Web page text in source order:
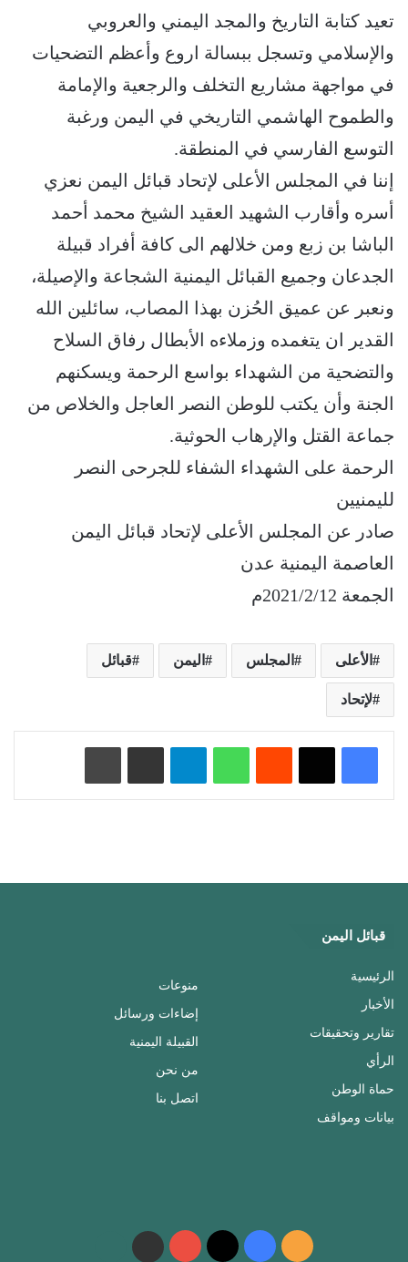
تعيد كتابة التاريخ والمجد اليمني والعروبي
والإسلامي وتسجل ببسالة اروع وأعظم التضحيات
في مواجهة مشاريع التخلف والرجعية والإمامة
والطموح الهاشمي التاريخي في اليمن ورغبة
التوسع الفارسي في المنطقة.
إننا في المجلس الأعلى لإتحاد قبائل اليمن نعزي
أسره وأقارب الشهيد العقيد الشيخ محمد أحمد
الباشا بن زبع ومن خلالهم الى كافة أفراد قبيلة
الجدعان وجميع القبائل اليمنية الشجاعة والإصيلة،
ونعبر عن عميق الحُزن بهذا المصاب، سائلين الله
القدير ان يتغمده وزملاءه الأبطال رفاق السلاح
والتضحية من الشهداء بواسع الرحمة ويسكنهم
الجنة وأن يكتب للوطن النصر العاجل والخلاص من
جماعة القتل والإرهاب الحوثية.
الرحمة على الشهداء الشفاء للجرحى النصر
لليمنيين
صادر عن المجلس الأعلى لإتحاد قبائل اليمن
العاصمة اليمنية عدن
الجمعة 2021/2/12م
الأعلى المجلس اليمن قبائل
لإتحاد
واتساب تيلقرام
قبائل اليمن
الرئيسية
الأخبار
تقارير وتحقيقات
الرأي
حماة الوطن
بيانات ومواقف
منوعات
إضاءات ورسائل
القبيلة اليمنية
من نحن
اتصل بنا
ملخص فيسبوك ‫X
‫YouTubeواتساب